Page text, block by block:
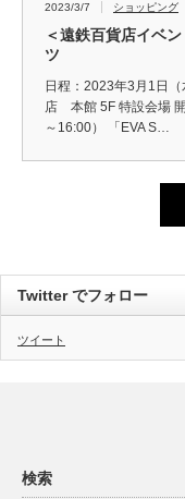
2023/3/7 ショッピング
＜遠鉄百貨店イベ
ツ
日程：2023年3月1日
店 本館 5F 特設会場
～16:00） 「EVA S…
Twitter でフォロー
ツイート
検索